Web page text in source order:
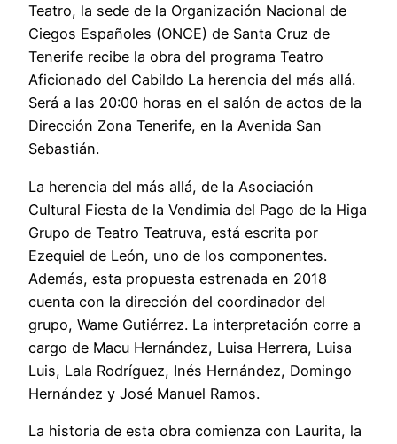
Teatro, la sede de la Organización Nacional de
Ciegos Españoles (ONCE) de Santa Cruz de
Tenerife recibe la obra del programa Teatro
Aficionado del Cabildo La herencia del más allá.
Será a las 20:00 horas en el salón de actos de la
Dirección Zona Tenerife, en la Avenida San
Sebastián.
La herencia del más allá, de la Asociación
Cultural Fiesta de la Vendimia del Pago de la Higa
Grupo de Teatro Teatruva, está escrita por
Ezequiel de León, uno de los componentes.
Además, esta propuesta estrenada en 2018
cuenta con la dirección del coordinador del
grupo, Wame Gutiérrez. La interpretación corre a
cargo de Macu Hernández, Luisa Herrera, Luisa
Luis, Lala Rodríguez, Inés Hernández, Domingo
Hernández y José Manuel Ramos.
La historia de esta obra comienza con Laurita, la